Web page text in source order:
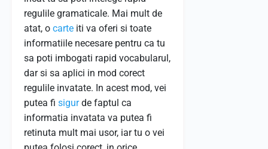
regulile gramaticale. Mai mult de
atat, o carte iti va oferi si toate
informatiile necesare pentru ca tu
sa poti imbogati rapid vocabularul,
dar si sa aplici in mod corect
regulile invatate. In acest mod, vei
putea fi sigurde faptul ca
informatia invatata va putea fi
retinuta mult mai usor, iar tu o vei